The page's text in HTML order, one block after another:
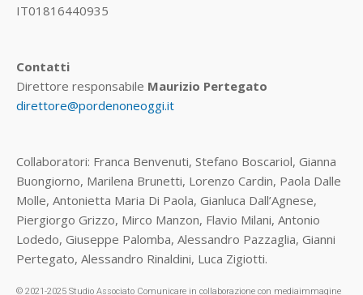
IT01816440935
Contatti
Direttore responsabile Maurizio Pertegato
direttore@pordenoneoggi.it
Collaboratori: Franca Benvenuti, Stefano Boscariol, Gianna
Buongiorno, Marilena Brunetti, Lorenzo Cardin, Paola Dalle
Molle, Antonietta Maria Di Paola, Gianluca Dall’Agnese,
Piergiorgo Grizzo, Mirco Manzon, Flavio Milani, Antonio
Lodedo, Giuseppe Palomba, Alessandro Pazzaglia, Gianni
Pertegato, Alessandro Rinaldini, Luca Zigiotti.
© 2021-2025 Studio Associato Comunicare in collaborazione con mediaimmagine